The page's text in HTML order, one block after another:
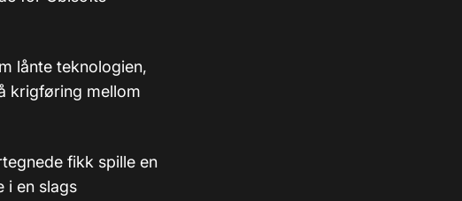
lånte teknologien,
krigføring mellom
fikk spille en
i en slags